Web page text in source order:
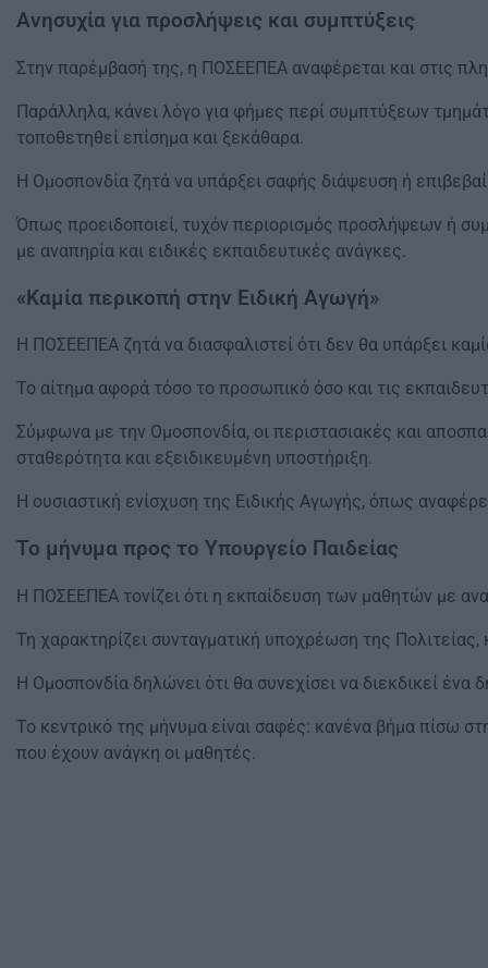
Ανησυχία για προσλήψεις και συμπτύξεις
Στην παρέμβασή της, η ΠΟΣΕΕΠΕΑ αναφέρεται και στις
Παράλληλα, κάνει λόγο για φήμες περί συμπτύξεων
τοποθετηθεί επίσημα και ξεκάθαρα.
Η Ομοσπονδία ζητά να υπάρξει σαφής διάψευση ή
Όπως προειδοποιεί, τυχόν περιορισμός προσλήψεων ή
με αναπηρία και ειδικές εκπαιδευτικές ανάγκες.
«Καμία περικοπή στην Ειδική Αγωγή»
Η ΠΟΣΕΕΠΕΑ ζητά να διασφαλιστεί ότι δεν θα υπάρξει
Το αίτημα αφορά τόσο το προσωπικό όσο και τις
Σύμφωνα με την Ομοσπονδία, οι περιστασιακές και
σταθερότητα και εξειδικευμένη υποστήριξη.
Η ουσιαστική ενίσχυση της Ειδικής Αγωγής, όπως
Το μήνυμα προς το Υπουργείο Παιδείας
Η ΠΟΣΕΕΠΕΑ τονίζει ότι η εκπαίδευση των μαθητών με
Τη χαρακτηρίζει συνταγματική υποχρέωση της
Η Ομοσπονδία δηλώνει ότι θα συνεχίσει να διεκδικεί ένα
Το κεντρικό της μήνυμα είναι σαφές: κανένα βήμα πίσω
που έχουν ανάγκη οι μαθητές.